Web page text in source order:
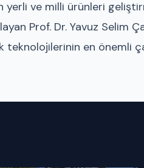
ve milli ürünleri
Prof. Dr. Yavuz Selim
teknolojilerinin en önemli